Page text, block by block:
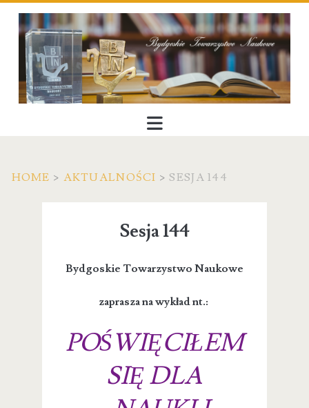
HOME > AKTUALNOŚCI >SESJA 144
Sesja 144
Bydgoskie Towarzystwo Naukowe
zaprasza na wykład nt.:
POŚWIĘCIŁEM
SIĘ DLA